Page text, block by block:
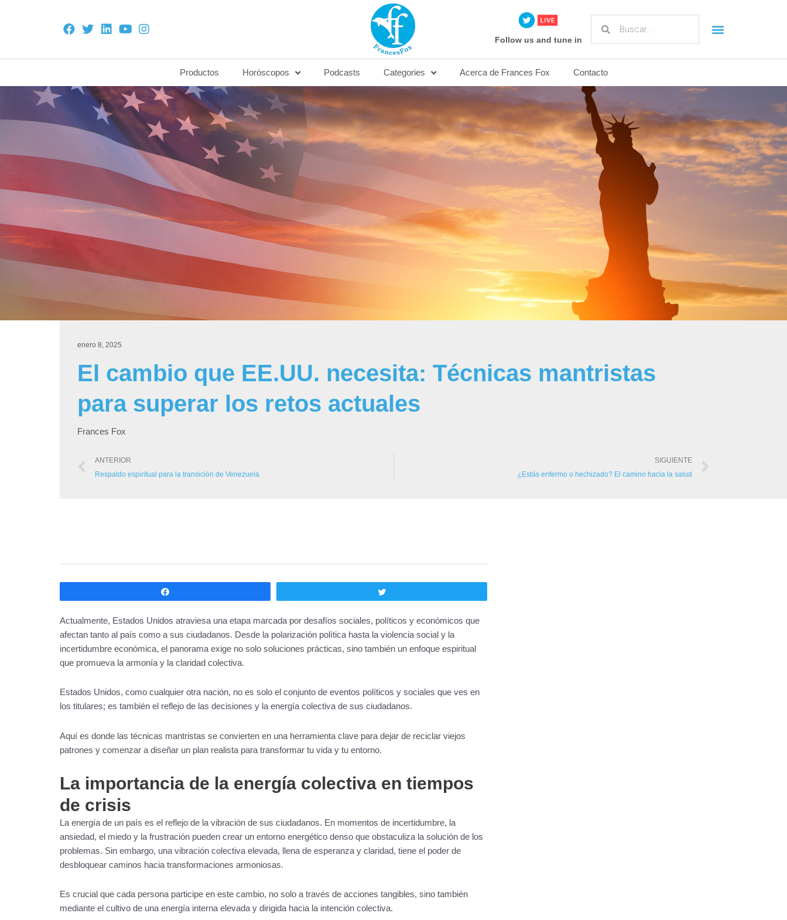
Follow us and tune in
Productos Horóscopos Podcasts Categories Acerca de Frances Fox Contacto
enero 8, 2025
El cambio que EE.UU. necesita: Técnicas mantristas
para superar los retos actuales
Frances Fox
ANTERIOR
Respaldo espiritual para la transición de Venezuela
SIGUIENTE
¿Estás enfermo o hechizado? El camino hacia la salud
Actualmente, Estados Unidos atraviesa una etapa marcada por desafíos sociales, políticos y económicos que
afectan tanto al país como a sus ciudadanos. Desde la polarización política hasta la violencia social y la
incertidumbre económica, el panorama exige no solo soluciones prácticas, sino también un enfoque espiritual
que promueva la armonía y la claridad colectiva.
Estados Unidos, como cualquier otra nación, no es solo el conjunto de eventos políticos y sociales que ves en
los titulares; es también el reflejo de las decisiones y la energía colectiva de sus ciudadanos.
Aquí es donde las técnicas mantristas se convierten en una herramienta clave para dejar de reciclar viejos
patrones y comenzar a diseñar un plan realista para transformar tu vida y tu entorno.
La importancia de la energía colectiva en tiempos
de crisis
La energía de un país es el reflejo de la vibración de sus ciudadanos. En momentos de incertidumbre, la
ansiedad, el miedo y la frustración pueden crear un entorno energético denso que obstaculiza la solución de los
problemas. Sin embargo, una vibración colectiva elevada, llena de esperanza y claridad, tiene el poder de
desbloquear caminos hacia transformaciones armoniosas.
Es crucial que cada persona participe en este cambio, no solo a través de acciones tangibles, sino también
mediante el cultivo de una energía interna elevada y dirigida hacia la intención colectiva.